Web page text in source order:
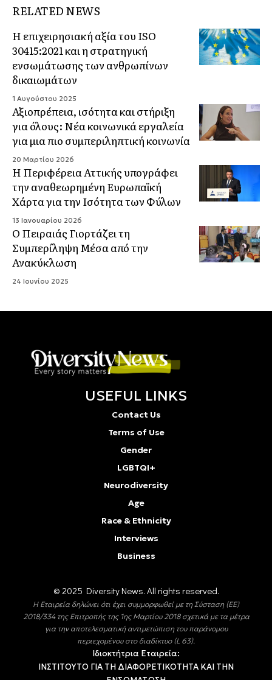
RELATED NEWS
Η επιχειρησιακή αξία του ISO
30415:2021 και η στρατηγική
ενσωμάτωσης των ανθρωπίνων
δικαιωμάτων
1 Αυγούστου 2025
Αξιοπρέπεια, ισότητα και στήριξη
για όλους: Νέα κοινωνικά εργαλεία
για μια πιο συμπεριληπτική κοινωνία
20 Μαρτίου 2026
Η Περιφέρεια Αττικής υπογράφει
την αναθεωρημένη Ευρωπαϊκή
Χάρτα για την Ισότητα των Φύλων
13 Ιανουαρίου 2026
Ο Πειραιάς Γιορτάζει τη
Συμπερίληψη Μέσα από την
Ανακύκλωση
24 Ιουνίου 2025
USEFUL LINKS
Contact Us
Terms of Use
Gender
LGBTQI+
Neurodiversity
Age
Race & Ethnicity
Interviews
Business
© 2025 Diversity Νews. All rights reserved.
Η Εταιρεία δηλώνει ότι έχει συμμορφωθεί με τη Σύσταση (ΕΕ)
2018/334 της Επιτροπής της 1ης Μαρτίου 2018 σχετικά με τα μέτρα
για την αποτελεσματική αντιμετώπιση του παράνομου
περιεχομένου στο διαδίκτυο (L 63).
Ιδιοκτήτρια Εταιρεία:
ΙΝΣΤΙΤΟΥΤΟ ΓΙΑ ΤΗ ΔΙΑΦΟΡΕΤΙΚΟΤΗΤΑ ΚΑΙ ΤΗΝ